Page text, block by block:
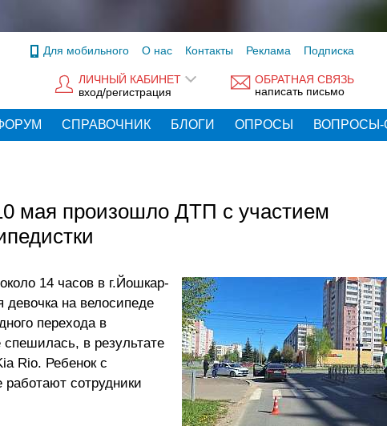
Для мобильного О нас Контакты Реклама Подписка
ОБРАТНАЯ СВЯЗЬ
написать письмо
ЛИЧНЫЙ КАБИНЕТ
вход/регистрация
СПРАВОЧНИК БЛОГИ ОПРОСЫ ВОПРОСЫ-
мая произошло ДТП с участием
14 часов в г.Йошкар-
на велосипеде
перехода в
в результате
Rio. Ребенок с
сотрудники